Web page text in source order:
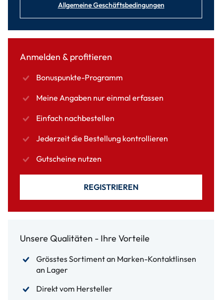
Allgemeine Geschäftsbedingungen
Anmelden & profitieren
Bonuspunkte-Programm
Meine Angaben nur einmal erfassen
Einfach nachbestellen
Jederzeit die Bestellung kontrollieren
Gutscheine nutzen
REGISTRIEREN
Unsere Qualitäten - Ihre Vorteile
Grösstes Sortiment an Marken-Kontaktlinsen
an Lager
Direkt vom Hersteller